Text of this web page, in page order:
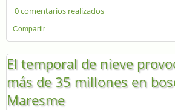
0 comentarios realizados
Compartir
El temporal de nieve
más de 35 millones en
Maresme